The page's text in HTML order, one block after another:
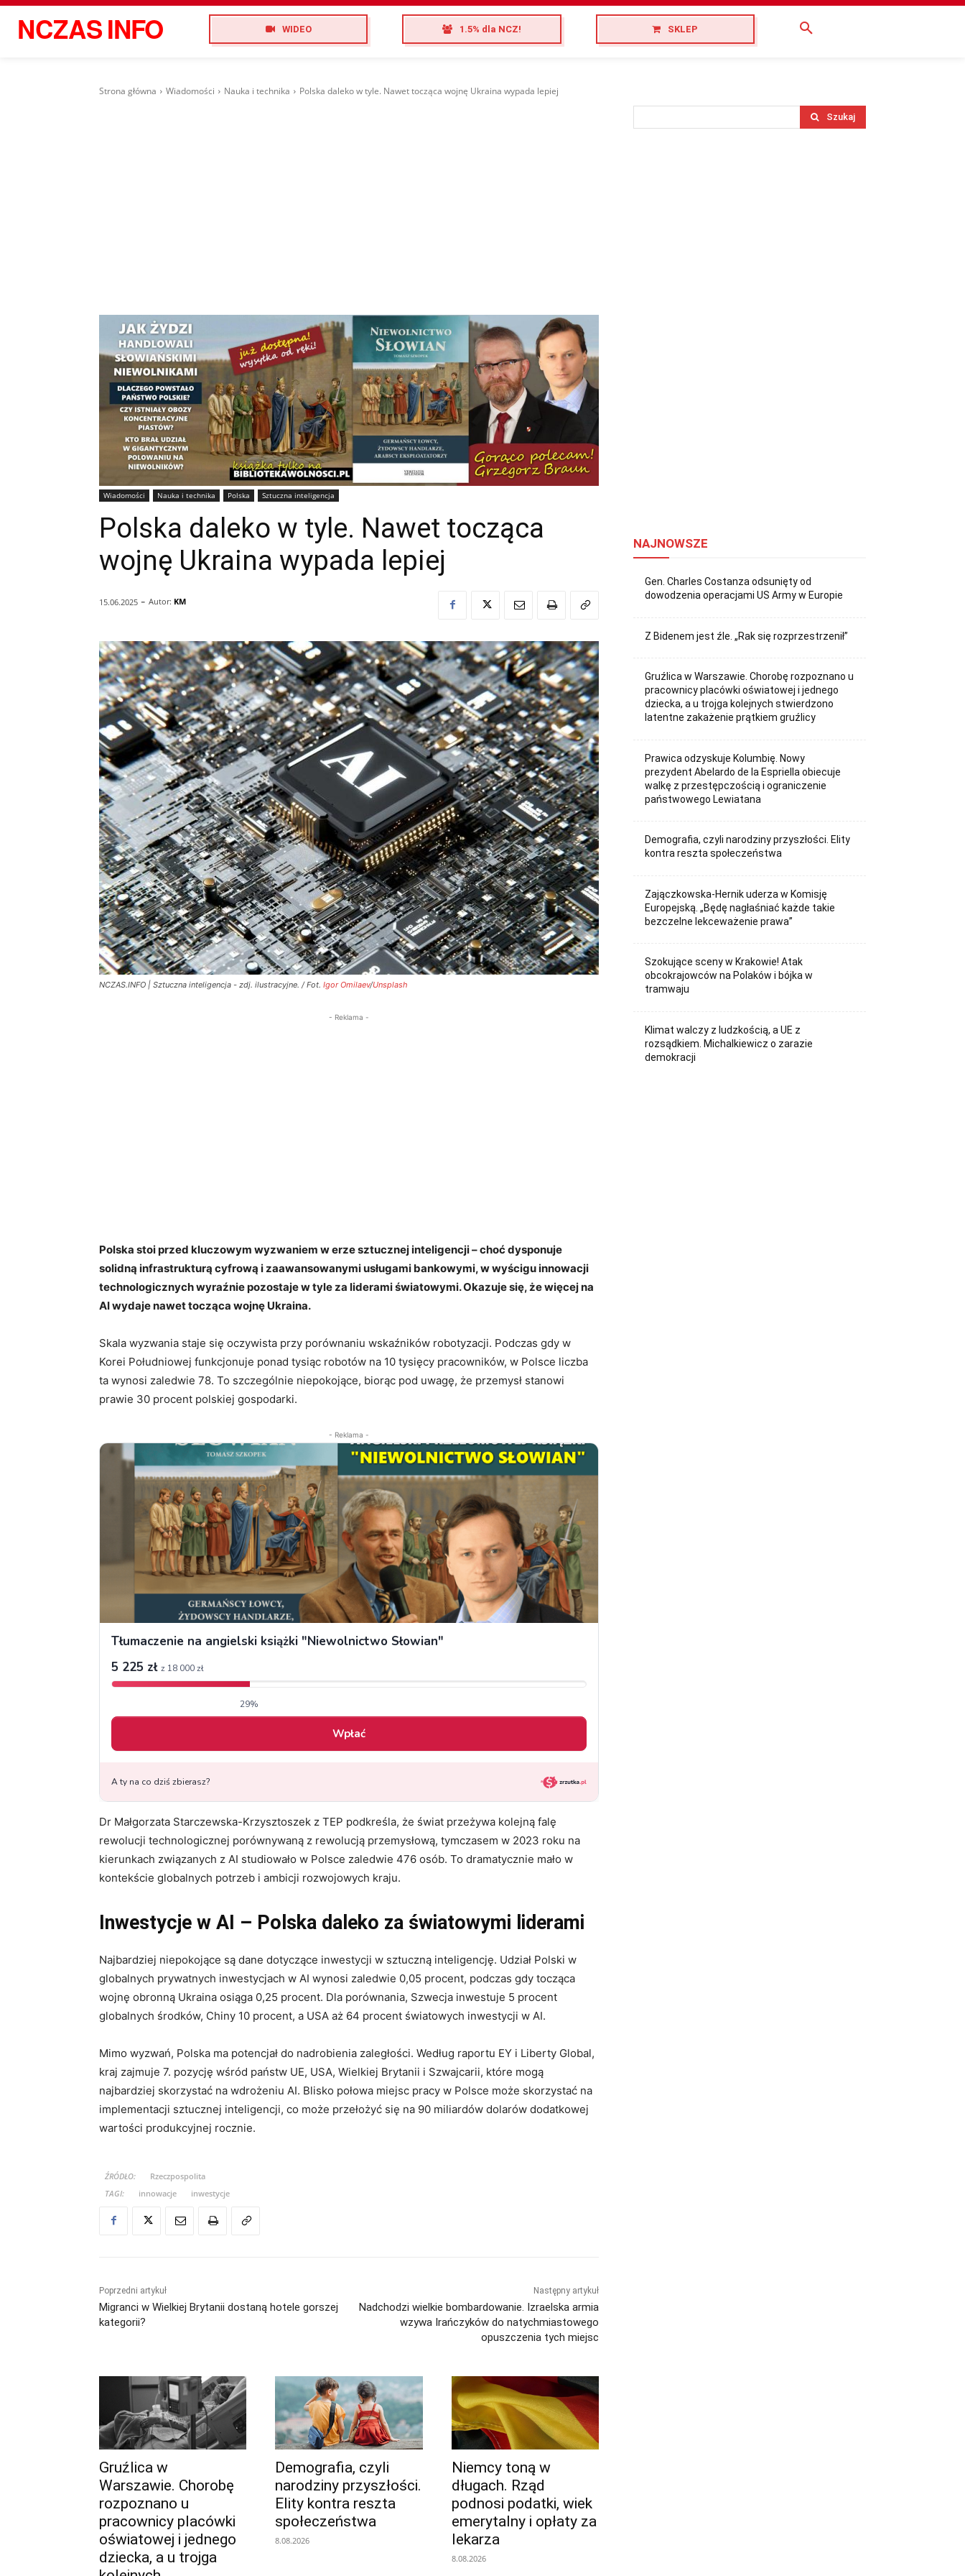
NCZASINFO WIDEO 1.5% dla NCZ! SKLEP
Strona główna Wiadomości Nauka i technika Polska daleko w tyle. Nawet tocząca wojnę Ukraina wypada lepiej
Wiadomości Nauka i technika Polska Sztuczna inteligencja
Polska daleko w tyle. Nawet tocząca
wojnę Ukraina wypada lepiej
15.06.2025 - Autor: KM
NCZAS.INFO | Sztuczna inteligencja - zdj. ilustracyjne. / Fot. Igor Omilaev/Unsplash
- Reklama -
Polska stoi przed kluczowym wyzwaniem w erze sztucznej inteligencji – choć dysponuje
solidną infrastrukturą cyfrową i zaawansowanymi usługami bankowymi, w wyścigu innowacji
technologicznych wyraźnie pozostaje w tyle za liderami światowymi. Okazuje się, że więcej na
AI wydaje nawet tocząca wojnę Ukraina.
Skala wyzwania staje się oczywista przy porównaniu wskaźników robotyzacji. Podczas gdy w
Korei Południowej funkcjonuje ponad tysiąc robotów na 10 tysięcy pracowników, w Polsce liczba
ta wynosi zaledwie 78. To szczególnie niepokojące, biorąc pod uwagę, że przemysł stanowi
prawie 30 procent polskiej gospodarki.
- Reklama -
Dr Małgorzata Starczewska-Krzysztoszek z TEP podkreśla, że świat przeżywa kolejną falę
rewolucji technologicznej porównywaną z rewolucją przemysłową, tymczasem w 2023 roku na
kierunkach związanych z AI studiowało w Polsce zaledwie 476 osób. To dramatycznie mało w
kontekście globalnych potrzeb i ambicji rozwojowych kraju.
Inwestycje w AI – Polska daleko za światowymi liderami
Najbardziej niepokojące są dane dotyczące inwestycji w sztuczną inteligencję. Udział Polski w
globalnych prywatnych inwestycjach w AI wynosi zaledwie 0,05 procent, podczas gdy tocząca
wojnę obronną Ukraina osiąga 0,25 procent. Dla porównania, Szwecja inwestuje 5 procent
globalnych środków, Chiny 10 procent, a USA aż 64 procent światowych inwestycji w AI.
Mimo wyzwań, Polska ma potencjał do nadrobienia zaległości. Według raportu EY i Liberty Global,
kraj zajmuje 7. pozycję wśród państw UE, USA, Wielkiej Brytanii i Szwajcarii, które mogą
najbardziej skorzystać na wdrożeniu AI. Blisko połowa miejsc pracy w Polsce może skorzystać na
implementacji sztucznej inteligencji, co może przełożyć się na 90 miliardów dolarów dodatkowej
wartości produkcyjnej rocznie.
ŹRÓDŁO:
Rzeczpospolita
TAGI:
innowacje inwestycje
Poprzedni artykuł
Migranci w Wielkiej Brytanii dostaną hotele gorszej
kategorii?
Następny artykuł
Nadchodzi wielkie bombardowanie. Izraelska armia
wzywa Irańczyków do natychmiastowego
opuszczenia tych miejsc
Gruźlica w
Warszawie. Chorobę
rozpoznano u
pracownicy placówki
oświatowej i jednego
dziecka, a u trojga
Demografia, czyli
narodziny przyszłości.
Elity kontra reszta
społeczeństwa
8.08.2026
Niemcy toną w
długach. Rząd
podnosi podatki, wiek
emerytalny i opłaty za
lekarza
8.08.2026
Szukaj
NAJNOWSZE
Gen. Charles Costanza odsunięty od
dowodzenia operacjami US Army w Europie
Z Bidenem jest źle. „Rak się rozprzestrzenił”
Gruźlica w Warszawie. Chorobę rozpoznano u
pracownicy placówki oświatowej i jednego
dziecka, a u trojga kolejnych stwierdzono
latentne zakażenie prątkiem gruźlicy
Prawica odzyskuje Kolumbię. Nowy
prezydent Abelardo de la Espriella obiecuje
walkę z przestępczością i ograniczenie
państwowego Lewiatana
Demografia, czyli narodziny przyszłości. Elity
kontra reszta społeczeństwa
Zajączkowska-Hernik uderza w Komisję
Europejską. „Będę nagłaśniać każde takie
bezczelne lekceważenie prawa”
Szokujące sceny w Krakowie! Atak
obcokrajowców na Polaków i bójka w
tramwaju
Klimat walczy z ludzkością, a UE z
rozsądkiem. Michalkiewicz o zarazie
demokracji